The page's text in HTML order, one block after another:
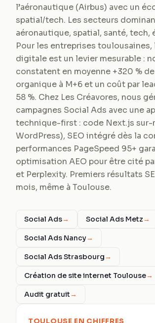
l’aéronautique (Airbus) avec un
spatial/tech. Les secteurs
aéronautique, spatial, santé, tech,
Pour les entreprises
digitale est un levier mesurable :
constatent en moyenne +320 %
organique à M+6 et un coût par
58 %. Chez Les Créavores, nous
campagnes Social Ads avec une
technique-first : code Next.js sur-
WordPress), SEO intégré dès la
performances PageSpeed 95+
optimisation AEO pour être cité
et Perplexity. Premiers résultats
mois, même à Toulouse.
Social Ads→ Social Ads Metz→
Social Ads Nancy→
Social Ads Strasbourg→
Création de site internet Toulouse→
Audit gratuit→
TOULOUSE EN CHIFFRES